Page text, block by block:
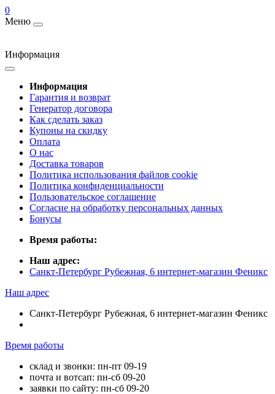
0
Меню
Информация
Информация
Гарантия и возврат
Генератор договора
Как сделать заказ
Купоны на скидку
Оплата
О нас
Доставка товаров
Политика использования файлов cookie
Политика конфиденциальности
Пользовательское соглашение
Согласие на обработку персональных данных
Бонусы
Время работы:
Наш адрес:
Санкт-Петербург Рубежная, 6 интернет-магазин Феникс
Наш адрес
Санкт-Петербург Рубежная, 6 интернет-магазин Феникс
Время работы
склад и звонки: пн-пт 09-19
почта и вотсап: пн-сб 09-20
заявки по сайту: пн-сб 09-20